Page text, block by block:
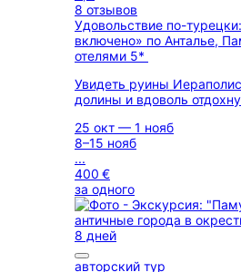
8 отзывов
Удовольствие по-
включено» по Анталье,
отелями 5*
Увидеть руины
долины и вдоволь
25 окт — 1 нояб
8–15 нояб
...
400 €
за одного
8 дней
авторский тур